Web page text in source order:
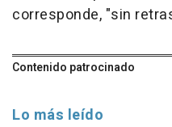
corresponde, "sin
Contenido patrocinado
Lo más leído